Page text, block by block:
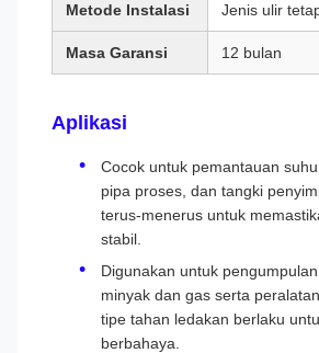
Metode Instalasi Jenis ulir
Masa Garansi 12 bulan
Aplikasi
Cocok untuk pemantauan
pipa proses, dan tangki
terus-menerus untuk
stabil.
Digunakan untuk
minyak dan gas serta
tipe tahan ledakan berlaku
berbahaya.